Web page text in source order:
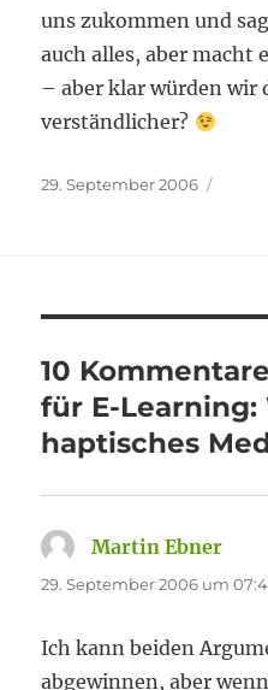
uns zukommen und
auch alles, aber macht
– aber klar würden wir
verständlicher?
Veröffentlicht
29. September 2006
10
für E-
haptisches
Martin Ebner
29. September 2006 um
Ich kann beiden
abgewinnen, aber